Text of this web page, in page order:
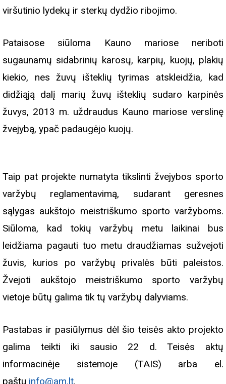
viršutinio lydekų ir sterkų dydžio ribojimo.
Pataisose siūloma Kauno mariose neriboti
sugaunamų sidabrinių karosų, karpių, kuojų, plakių
kiekio, nes žuvų išteklių tyrimas atskleidžia, kad
didžiąją dalį marių žuvų išteklių sudaro karpinės
žuvys, 2013 m. uždraudus Kauno mariose verslinę
žvejybą, ypač padaugėjo kuojų.
Taip pat projekte numatyta tikslinti žvejybos sporto
varžybų reglamentavimą, sudarant geresnes
sąlygas aukštojo meistriškumo sporto varžyboms.
Siūloma, kad tokių varžybų metu laikinai bus
leidžiama pagauti tuo metu draudžiamas sužvejoti
žuvis, kurios po varžybų privalės būti paleistos.
Žvejoti aukštojo meistriškumo sporto varžybų
vietoje būtų galima tik tų varžybų dalyviams.
Pastabas ir pasiūlymus dėl šio teisės akto projekto
galima teikti iki sausio 22 d. Teisės aktų
informacinėje sistemoje (TAIS) arba el.
paštu info@am.lt.